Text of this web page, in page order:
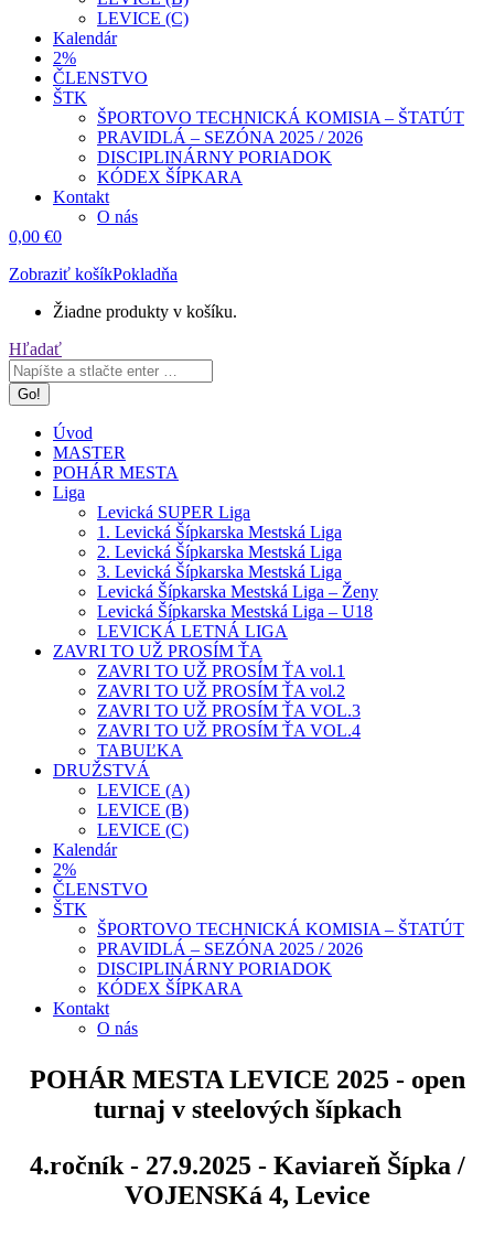
LEVICE (C)
Kalendár
2%
ČLENSTVO
ŠTK
ŠPORTOVO TECHNICKÁ KOMISIA – ŠTATÚT
PRAVIDLÁ – SEZÓNA 2025 / 2026
DISCIPLINÁRNY PORIADOK
KÓDEX ŠÍPKARA
Kontakt
O nás
0,00 €0
Zobraziť košíkPokladňa
Žiadne produkty v košíku.
Search:
Hľadať
Úvod
MASTER
POHÁR MESTA
Liga
Levická SUPER Liga
1. Levická Šípkarska Mestská Liga
2. Levická Šípkarska Mestská Liga
3. Levická Šípkarska Mestská Liga
Levická Šípkarska Mestská Liga – Ženy
Levická Šípkarska Mestská Liga – U18
LEVICKÁ LETNÁ LIGA
ZAVRI TO UŽ PROSÍM ŤA
ZAVRI TO UŽ PROSÍM ŤA vol.1
ZAVRI TO UŽ PROSÍM ŤA vol.2
ZAVRI TO UŽ PROSÍM ŤA VOL.3
ZAVRI TO UŽ PROSÍM ŤA VOL.4
TABUĽKA
DRUŽSTVÁ
LEVICE (A)
LEVICE (B)
LEVICE (C)
Kalendár
2%
ČLENSTVO
ŠTK
ŠPORTOVO TECHNICKÁ KOMISIA – ŠTATÚT
PRAVIDLÁ – SEZÓNA 2025 / 2026
DISCIPLINÁRNY PORIADOK
KÓDEX ŠÍPKARA
Kontakt
O nás
POHÁR MESTA LEVICE 2025 - open
turnaj v steelových šípkach
4.ročník - 27.9.2025 - Kaviareň Šípka /
VOJENSKá 4, Levice